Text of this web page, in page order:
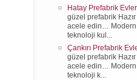
Hatay Prefabrik Evler
güzel prefabrik Hazır
acele edin… Modern
teknoloji kul...
Çankırı Prefabrik
güzel prefabrik Hazır
acele edin… Modern
teknoloji k...